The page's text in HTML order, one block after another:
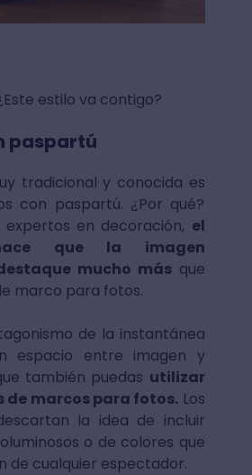
estilo va contigo?
paspartú
tradicional y conocida es
con paspartú. ¿Por qué?
expertos en decoración, el
que la imagen
mucho másque
marco para fotos.
de la instantánea
espacio entre imagen y
también puedas utilizar
de marcos para fotos. Los
la idea de incluir
o de colores que
de cualquier espectador.